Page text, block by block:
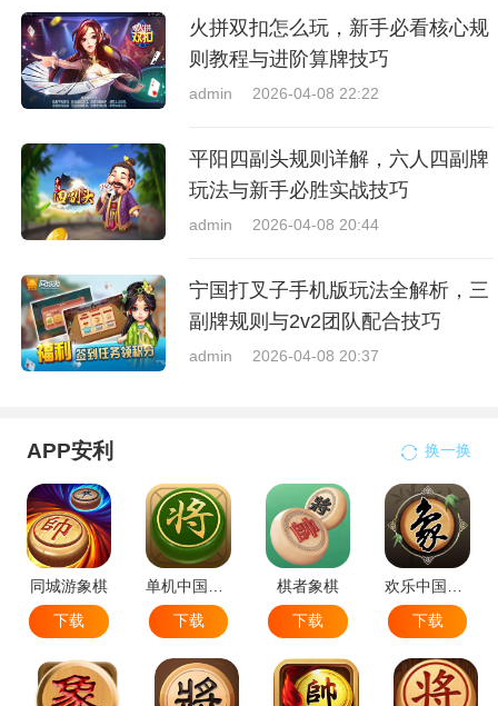
火拼双扣怎么玩，新手必看核心规
则教程与进阶算牌技巧
admin 2026-04-08 22:22
平阳四副头规则详解，六人四副牌
玩法与新手必胜实战技巧
admin 2026-04-08 20:44
宁国打叉子手机版玩法全解析，三
副牌规则与2v2团队配合技巧
admin 2026-04-08 20:37
APP安利 换一换
同城游象棋
下载
单机中国象棋
下载
棋者象棋
下载
欢乐中国象棋
下载